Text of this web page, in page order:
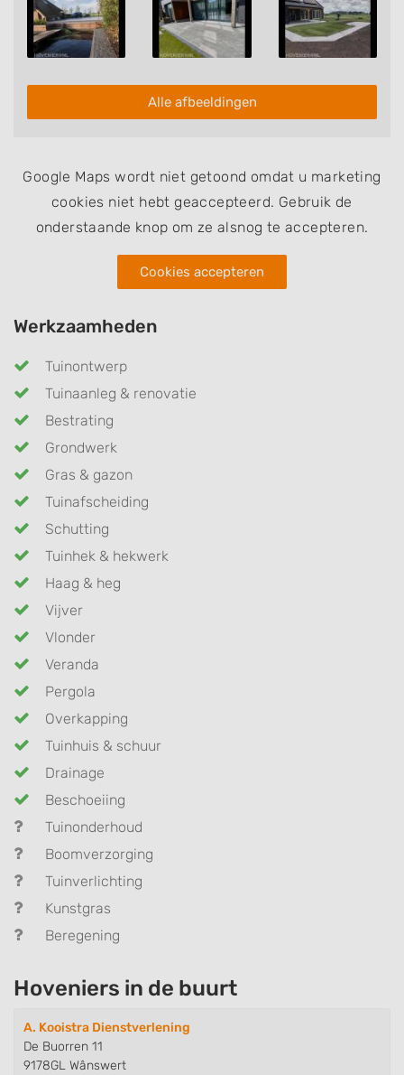
Alle afbeeldingen
Google Maps wordt niet getoond omdat u marketing
cookies niet hebt geaccepteerd. Gebruik de
onderstaande knop om ze alsnog te accepteren.
Cookies accepteren
Werkzaamheden
Tuinontwerp
Tuinaanleg & renovatie
Bestrating
Grondwerk
Gras & gazon
Tuinafscheiding
Schutting
Tuinhek & hekwerk
Haag & heg
Vijver
Vlonder
Veranda
Pergola
Overkapping
Tuinhuis & schuur
Drainage
Beschoeiing
Tuinonderhoud
Boomverzorging
Tuinverlichting
Kunstgras
Beregening
Hoveniers in de buurt
A. Kooistra Dienstverlening
De Buorren 11
9178GL Wânswert